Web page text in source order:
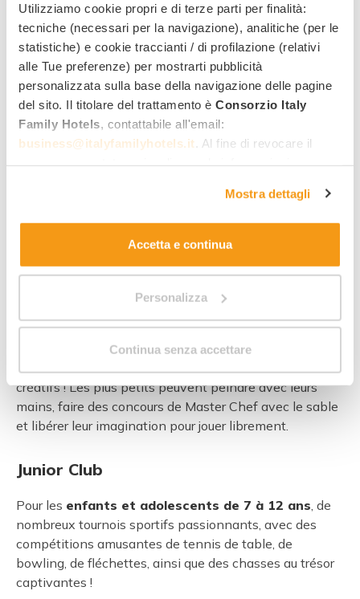
Utilizziamo cookie propri e di terze parti per finalità:
tecniche (necessari per la navigazione), analitiche (per le
statistiche) e cookie traccianti / di profilazione (relativi
alle Tue preferenze) per mostrarti pubblicità
personalizzata sulla base della navigazione delle pagine
del sito. Il titolare del trattamento è Consorzio Italy
Family Hotels , contattabile all'email:
business@italyfamilyhotels.it . Al fine di revocare il
. Allo stesso link trovi la nostra informativa
estesa sui cookie.
Mostra dettagli
Accetta e continua
Personalizza
Continua senza accettare
Tous les jours,de 10h00 à 12h00 et de 16h00 à
18h00, l’équipe d’animation organise des ateliers
créatifs et des tournois sportifs sur la plage, des jeux
imaginatifs à jouer ensemble, mais à bonne distance !
Mais n’oublions pas lachasse au trésor, lababy-
dance en compagnie de la mascotte, la soirée
consacrée aucinéma en plein airaccompagnée d’une
pizza fumante.
pour aller manger des glaces à
les spectacles de magie. Le tout saccadé de doux
intermèdes comme legoûter et le lait au chocolat
Mini Club
Pour les enfants
créatifs ! Les plus petits peuvent peindre avec leurs
mains, faire des concours de Master Chef avec le sable
et libérer leur imagination pour jouer librement.
Junior Club
Pour les enfants et adolescents de 7 à 12 ans , de
nombreux tournois sportifs passionnants, avec des
compétitions amusantes de tennis de table, de
bowling, de fléchettes, ainsi que des chasses au trésor
captivantes !